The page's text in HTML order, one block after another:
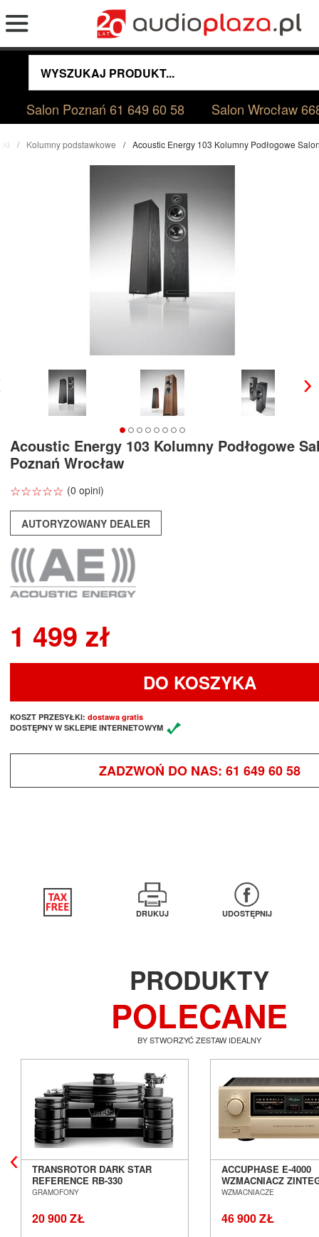
Salon Poznań61 649 60 58 Salon Wrocław
Kolumny podstawkowe Acoustic Energy 103 Kolumny Podłogowe
Acoustic Energy 103 Kolumny Podłogowe
Poznań Wrocław
☆☆☆☆☆
★★★★★ (0 opini)
AUTORYZOWANY DEALER
1 499 zł
DO KOSZYKA
KOSZT PRZESYŁKI: dostawa gratis
DOSTĘPNY W SKLEPIE INTERNETOWYM
ZADZWOŃ DO NAS: 61 649 60 58
DRUKUJ UDOSTĘPNIJ
PRODUKTY
POLECANE
BY STWORZYĆ ZESTAW IDEALNY
TRANSROTOR DARK STAR
REFERENCE RB-330
GRAMOFON ANALOGOWY
GRAMOFONY
20 900 ZŁ
ACCUPHASE E-4000
WZMACNIACZ
SALON POZNAŃ
WZMACNIACZE
46 900 ZŁ